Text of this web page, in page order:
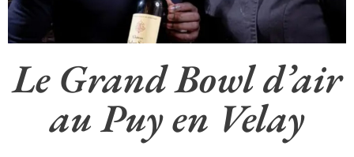
Le Grand Bowl d’air
au Puy en Velay